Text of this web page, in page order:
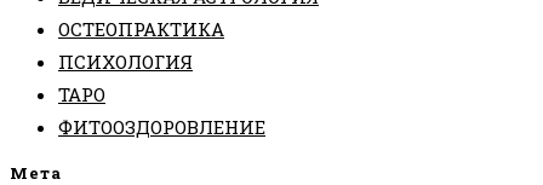
ОСТЕОПРАКТИКА
ПСИХОЛОГИЯ
ТАРО
ФИТООЗДОРОВЛЕНИЕ
Мета